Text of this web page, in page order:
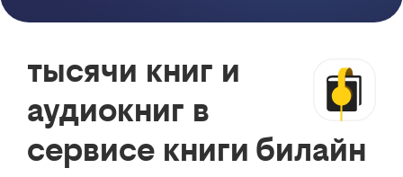
тысячи книг и
аудиокниг в
сервисе книги билайн